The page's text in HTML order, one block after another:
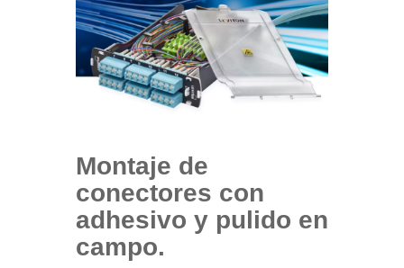
Montaje de
conectores con
adhesivo y pulido en
campo.